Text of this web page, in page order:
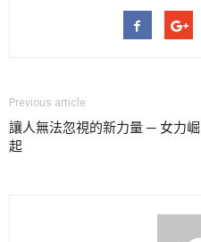
Previous article
讓人無法忽視的新力量 ─ 女力崛
起